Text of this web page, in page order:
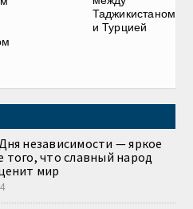
Таджикистаном
и Турцией
независимости — яркое
что славный народ
мир